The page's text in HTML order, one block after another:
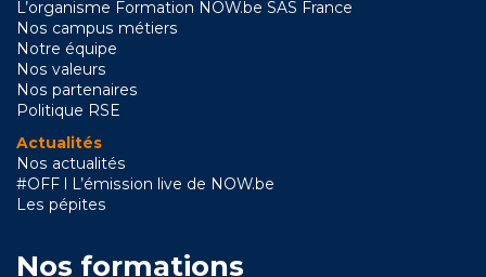
L’organisme Formation NOW.be SAS France
Nos campus métiers
Notre équipe
Nos valeurs
Nos partenaires
Politique RSE
Actualités
Nos actualités
#OFF l L’émission live de NOW.be
Les pépites
Nos formations